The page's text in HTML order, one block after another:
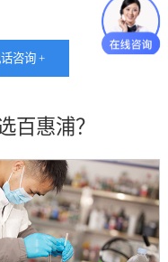
，让废水变清流，资源循环利
之路。分享这份绿色力量，
！”
咨询 +
百惠浦？